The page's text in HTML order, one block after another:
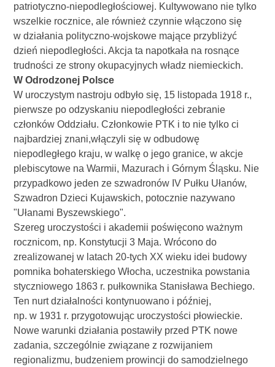
patriotyczno-niepodległościowej. Kultywowano nie tylko
wszelkie rocznice, ale również czynnie włączono się
w działania polityczno-wojskowe mające przybliżyć
dzień niepodległości. Akcja ta napotkała na rosnące
trudności ze strony okupacyjnych władz niemieckich.
W Odrodzonej Polsce
W uroczystym nastroju odbyło się, 15 listopada 1918 r.,
pierwsze po odzyskaniu niepodległości zebranie
członków Oddziału. Członkowie PTK i to nie tylko ci
najbardziej znani,włączyli się w odbudowę
niepodległego kraju, w walkę o jego granice, w akcje
plebiscytowe na Warmii, Mazurach i Górnym Śląsku. Nie
przypadkowo jeden ze szwadronów IV Pułku Ułanów,
Szwadron Dzieci Kujawskich, potocznie nazywano
"Ułanami Byszewskiego".
Szereg uroczystości i akademii poświęcono ważnym
rocznicom, np. Konstytucji 3 Maja. Wrócono do
zrealizowanej w latach 20-tych XX wieku idei budowy
pomnika bohaterskiego Włocha, uczestnika powstania
styczniowego 1863 r. pułkownika Stanisława Bechiego.
Ten nurt działalności kontynuowano i później,
np. w 1931 r. przygotowując uroczystości płowieckie.
Nowe warunki działania postawiły przed PTK nowe
zadania, szczególnie związane z rozwijaniem
regionalizmu, budzeniem prowincji do samodzielnego